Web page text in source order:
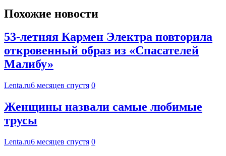
Похожие новости
53-летняя Кармен Электра повторила
откровенный образ из «Спасателей
Малибу»
Lenta.ru6 месяцев спустя 0
Женщины назвали самые любимые
трусы
Lenta.ru6 месяцев спустя 0